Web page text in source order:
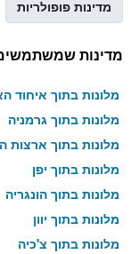
מדינות פופולריות
מדינות
מלונות בתוך איחוד
מלונות בתוך גרמניה
מלונות בתוך ארצות
מלונות בתוך יפן
מלונות בתוך הונגריה
מלונות בתוך יוון
מלונות בתוך צ'כיה